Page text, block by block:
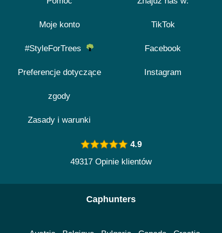
Moje konto
#StyleForTrees
Preferencje dotyczące
zgody
Zasady i warunki
TikTok
Facebook
Instagram
4.9
49317 Opinie klientów
Caphunters